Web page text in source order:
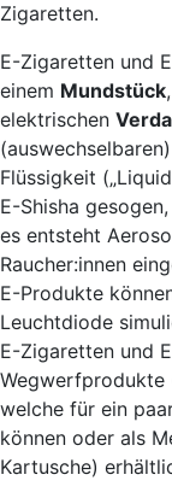
Zigaretten.
E-Zigaretten und
einem Mundstück
elektrischen
(auswechselbaren)
Flüssigkeit
E-Shisha
es entsteht
Raucher:innen
E-Produkte
Leuchtdiode
E-Zigaretten und
Wegwerfprodukte
welche für ein
können oder als
Kartusche)